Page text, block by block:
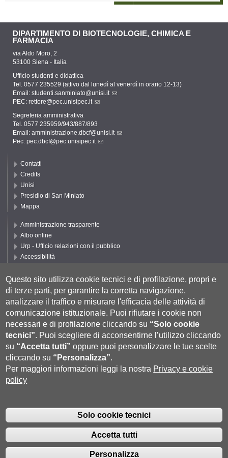
DIPARTIMENTO DI BIOTECNOLOGIE, CHIMICA E
FARMACIA
via Aldo Moro, 2
53100 Siena - Italia
Ufficio studenti e didattica
Tel. 0577 235529 (attivo dal lunedì al venerdì in orario 12-13)
Email: studenti.sanminiato@unisi.it
PEC: rettore@pec.unisipec.it
Segreteria amministrativa
Tel. 0577 235959/943/887/893
Email: amministrazione.dbcf@unisi.it
Pec: pec.dbcf@pec.unisipec.it
Contatti
Credits
Unisi
Presidio di San Miniato
Mappa
Amministrazione trasparente
Albo online
Urp - Ufficio relazioni con il pubblico
Accessibilità
Cookie settings
Segui UNISI
P.IVA 00273530527 | C.F. 80002070524 |Coordinate bancarie|Caselle
Pec: Posta Elettronica Certificata|Fatturazione Elettronica
- URP - Ufficio Relazioni con il Pubblico Tel.
0577 235555 (dal lunedì al venerdì dalle 9.30 alle 10.30)
Questo sito utilizza cookie tecnici e di profilazione, propri e
di terze parti, per garantire la corretta navigazione,
analizzare il traffico e misurare l'efficacia delle attività di
comunicazione istituzionale. Puoi rifiutare i cookie non
necessari e di profilazione cliccando su “Solo cookie
tecnici”. Puoi scegliere di acconsentirne l’utilizzo cliccando
su “Accetta tutti” oppure puoi personalizzare le tue scelte
cliccando su “Personalizza”.
Per maggiori informazioni leggi la nostra Privacy e cookie
policy
Solo cookie tecnici
Accetta tutti
Personalizza